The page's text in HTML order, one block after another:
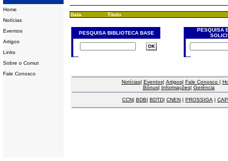
Home
Notícias
Eventos
Artigos
Links
Sobre o Comut
Fale Conosco
Data Título
PESQUISA BIBLIOTECA BASE
PESQUISA
Notícias| Eventos| Artigos| Fale Conosco |
Bônus| Informações| Gerência
CCN| BDB| BDTD| CNEN | PROSSIGA |